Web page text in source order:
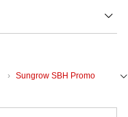
Sungrow SBH Promo